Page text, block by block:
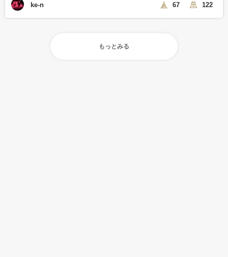
ke-n 67 122
もっとみる